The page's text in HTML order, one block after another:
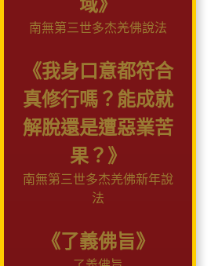
域》
南無第三世多杰羌佛說法
《我身口意都符合
真修行嗎？能成就
解脫還是遭惡業苦
果？》
南無第三世多杰羌佛新年說
法
《了義佛旨》